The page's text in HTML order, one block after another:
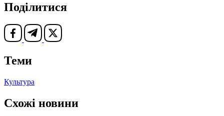
Поділитися
Теми
Культура
Схожі новини